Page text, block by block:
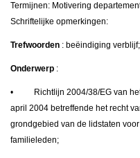
Termijnen: Motivering
Schriftelijke opmerkingen:
Trefwoorden : beëindiging
Onderwerp :
• Richtlijn 2004/38/EG van het
april 2004 betreffende het recht
grondgebied van de lidstaten
familieleden;